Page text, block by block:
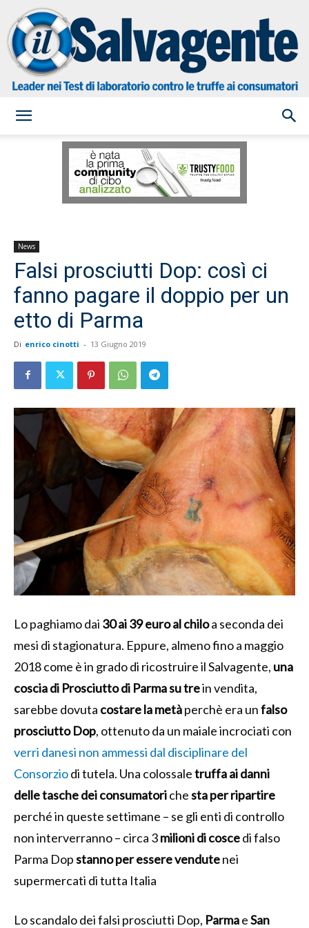
Salvagente
News
Falsi prosciutti Dop: così ci
fanno pagare il doppio per un
etto di Parma
Di enrico cinotti - 13 Giugno 2019
Lo paghiamo dai 30 ai 39 euro al chiloa seconda dei
mesi di stagionatura. Eppure, almeno fino a maggio
2018 come è in grado di ricostruire il Salvagente, una
coscia di Prosciutto di Parma su trein vendita,
sarebbe dovuta costare la metàperchè era unfalso
prosciutto Dop, ottenuto da un maiale incrociati con
verri danesi non ammessi dal disciplinare del
Consorziodi tutela. Una colossaletruffa ai danni
delle tasche dei consumatorichesta per ripartire
perché in queste settimane – se gli enti di controllo
non interverranno – circa 3milioni di coscedi falso
Parma Dopstanno per essere vendutenei
supermercati di tutta Italia
Lo scandalo dei falsi prosciutti Dop, ParmaeSan